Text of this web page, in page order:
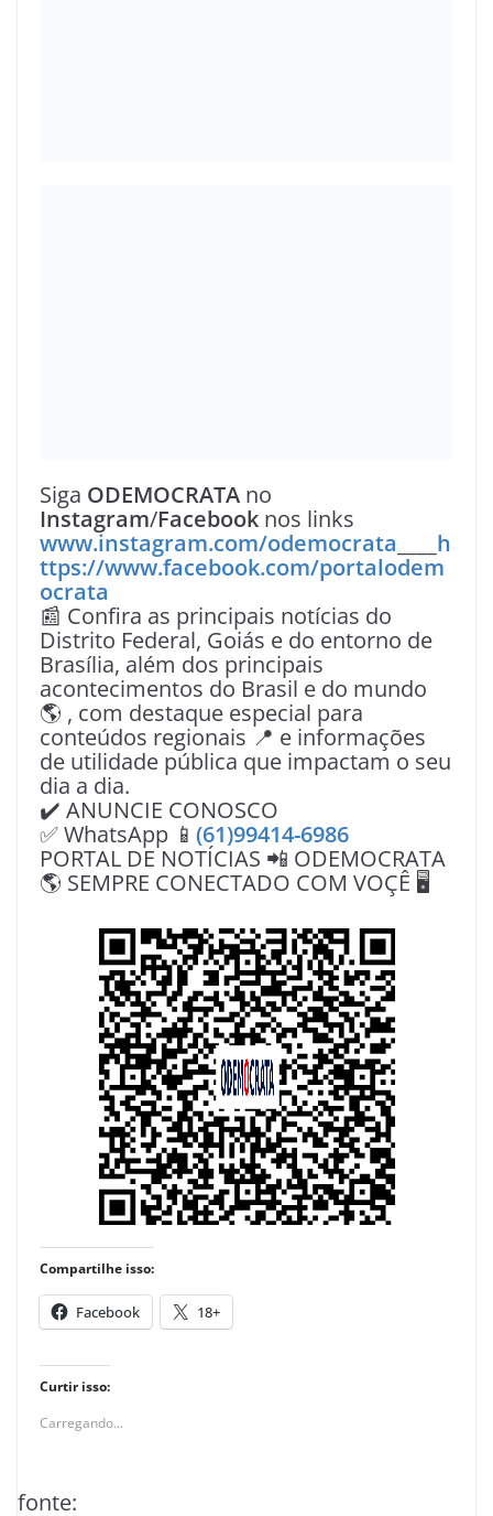
Siga ODEMOCRATA no
Instagram/Facebook nos links
www.instagram.com/odemocrata
h
ttps://www.facebook.com/portalodem
ocrata
📰 Confira as principais notícias do
Distrito Federal, Goiás e do entorno de
Brasília, além dos principais
acontecimentos do Brasil e do mundo
🌎 , com destaque especial para
conteúdos regionais 📍 e informações
de utilidade pública que impactam o seu
dia a dia.
✔️ ANUNCIE CONOSCO
✅ WhatsApp 📱 (61)99414-6986
PORTAL DE NOTÍCIAS 📲 ODEMOCRATA
🌎 SEMPRE CONECTADO COM VOÇÊ 🖥️
Compartilhe isso:
Facebook 18+
Curtir isso:
Carregando...
fonte: